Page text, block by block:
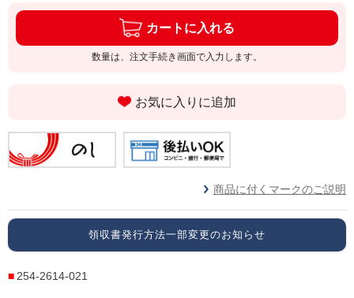
カートに入れる
数量は、注文手続き画面で入力します。
お気に入りに追加
商品に付くマークのご説明
領収書発行方法一部変更のお知らせ
254-2614-021